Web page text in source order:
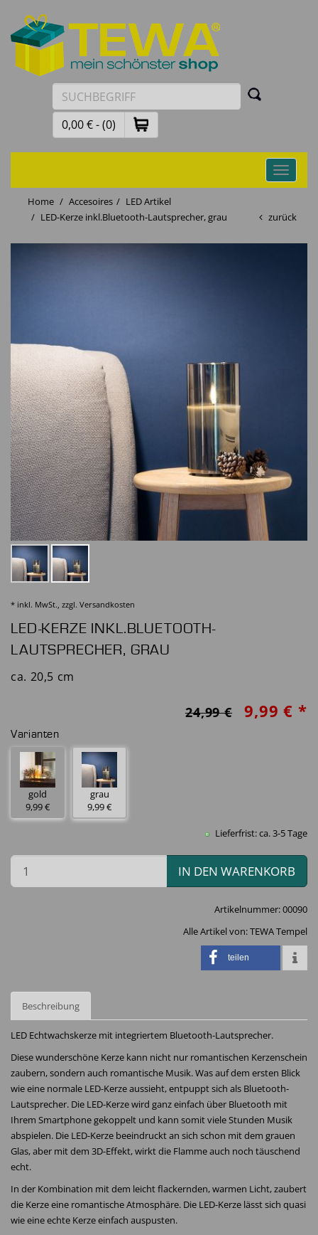
0,00 € - (0)
Toggle
Home
Accesoires
LED Artikel
LED-Kerze inkl.Bluetooth-Lautsprecher, grau
zurück
* inkl. MwSt., zzgl. Versandkosten
LED-KERZE INKL.BLUETOOTH-
LAUTSPRECHER, GRAU
ca. 20,5 cm
24,99 € 9,99 € *
Varianten
gold
9,99 €
grau
9,99 €
Lieferfrist: ca. 3-5 Tage
IN DEN WARENKORB
Artikelnummer:00090
Alle Artikel von:TEWA Tempel
teilen
Beschreibung
LED Echtwachskerze mit integriertem Bluetooth-Lautsprecher.
Diese wunderschöne Kerze kann nicht nur romantischen Kerzenschein
zaubern, sondern auch romantische Musik. Was auf dem ersten Blick
wie eine normale LED-Kerze aussieht, entpuppt sich als Bluetooth-
Lautsprecher. Die LED-Kerze wird ganz einfach über Bluetooth mit
Ihrem Smartphone gekoppelt und kann somit viele Stunden Musik
abspielen. Die LED-Kerze beeindruckt an sich schon mit dem grauen
Glas, aber mit dem 3D-Effekt, wirkt die Flamme auch noch täuschend
echt.
In der Kombination mit dem leicht flackernden, warmen Licht, zaubert
die Kerze eine romantische Atmosphäre. Die LED-Kerze lässt sich quasi
wie eine echte Kerze einfach auspusten.